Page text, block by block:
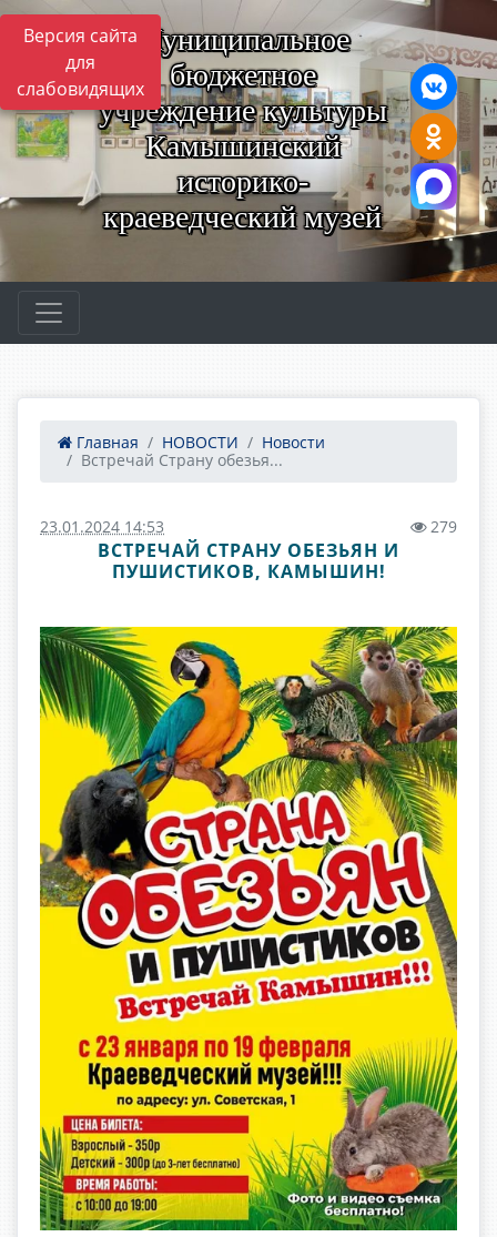
Версия сайта
для
слабовидящих
Муниципальное
бюджетное
учреждение культуры
Камышинский
историко-
краеведческий музей
Главная НОВОСТИ
Новости
Встречай Страну обезья...
23.01.2024 14:53 279
ВСТРЕЧАЙ СТРАНУ ОБЕЗЬЯН И
ПУШИСТИКОВ, КАМЫШИН!